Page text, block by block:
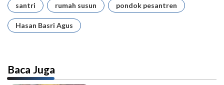
santri rumah susun pondok pesantren
Hasan Basri Agus
Baca Juga